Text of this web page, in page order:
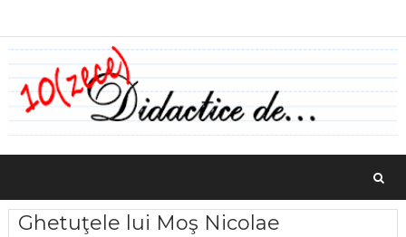
Ghetuţele lui Moş Nicolae